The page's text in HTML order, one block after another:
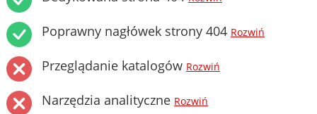
Poprawny nagłówek strony 404 Rozwiń
Przeglądanie katalogów Rozwiń
Narzędzia analityczne Rozwiń